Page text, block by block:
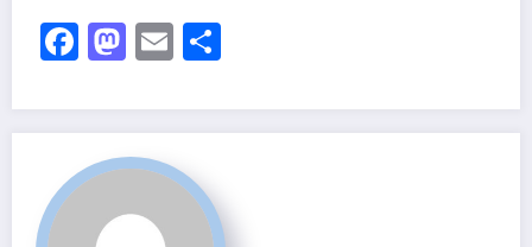
Facebook
Mastodon
Email